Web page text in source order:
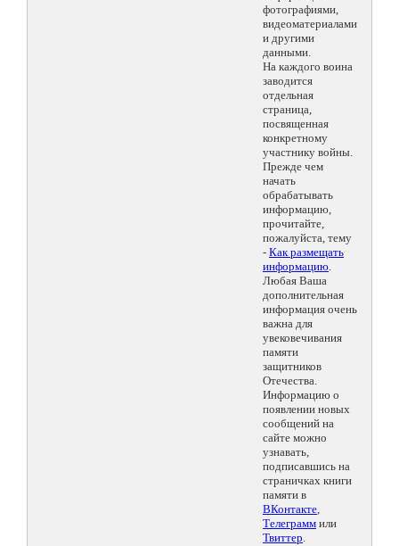
фотографиями,
видеоматериалами
и другими
данными.
На каждого воина
заводится
отдельная
страница,
посвященная
конкретному
участнику войны.
Прежде чем
начать
обрабатывать
информацию,
прочитайте,
пожалуйста, тему
- Как размещать
информацию.
Любая Ваша
дополнительная
информация очень
важна для
увековечивания
памяти
защитников
Отечества.
Информацию о
появлении новых
сообщений на
сайте можно
узнавать,
подписавшись на
страничках книги
памяти в
ВКонтакте,
Телеграмм или
Твиттер.